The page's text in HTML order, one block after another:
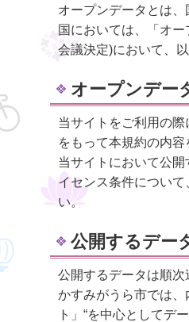
オープンデータとは
国においては、「オ
会議決定)において、
オープンデー
当サイトをご利用の際
をもって本規約の内容
当サイトにおいて公
イセンス条件につい
い。
公開するデー
公開するデータは順次
かすみがうら市では
ト」“を中心としてデ